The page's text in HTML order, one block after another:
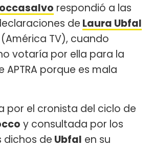
respondió a las
de Laura Ubfal
(América TV), cuando
votaría por ella para la
APTRA porque es mala
por el cronista del ciclo de
y consultada por los
de Ubfal en su